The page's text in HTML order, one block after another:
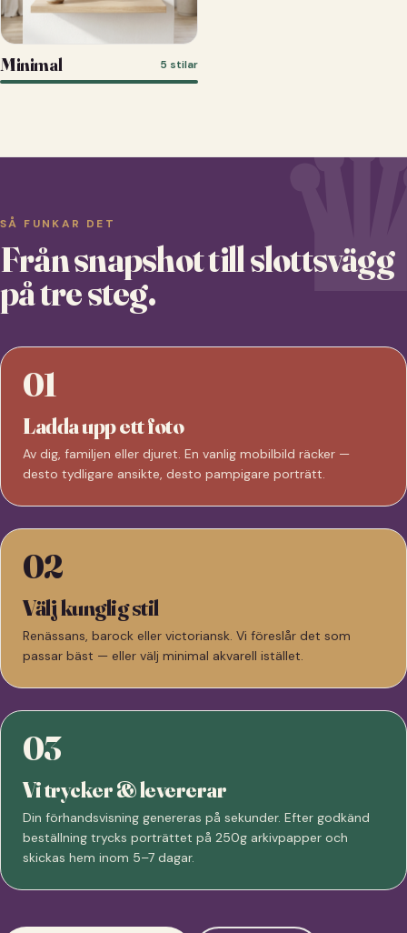
Minimal 5 stilar
SÅ FUNKAR DET
Från snapshot till slottsvägg
på tre steg.
01
Ladda upp ett foto
Av dig, familjen eller djuret. En vanlig mobilbild räcker —
desto tydligare ansikte, desto pampigare porträtt.
02
Välj kunglig stil
Renässans, barock eller victoriansk. Vi föreslår det som
passar bäst — eller välj minimal akvarell istället.
03
Vi trycker & levererar
Din förhandsvisning genereras på sekunder. Efter godkänd
beställning trycks porträttet på 250g arkivpapper och
skickas hem inom 5–7 dagar.